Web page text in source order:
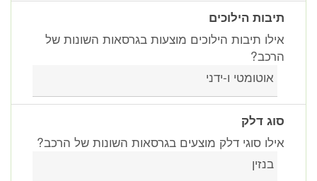
תיבות הילוכים
אילו תיבות הילוכים מוצעות בגרסאות השונות של
הרכב?
אוטומטי ו-ידני
סוג דלק
אילו סוגי דלק מוצעים בגרסאות השונות של הרכב?
בנזין